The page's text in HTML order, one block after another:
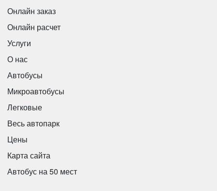
Возможно вам потребуется
автобус?
Онлайн заказ
Онлайн расчет
Услуги
О нас
Автобусы
Микроавтобусы
Легковые
Весь автопарк
Цены
Карта сайта
Автобус на 50 мест